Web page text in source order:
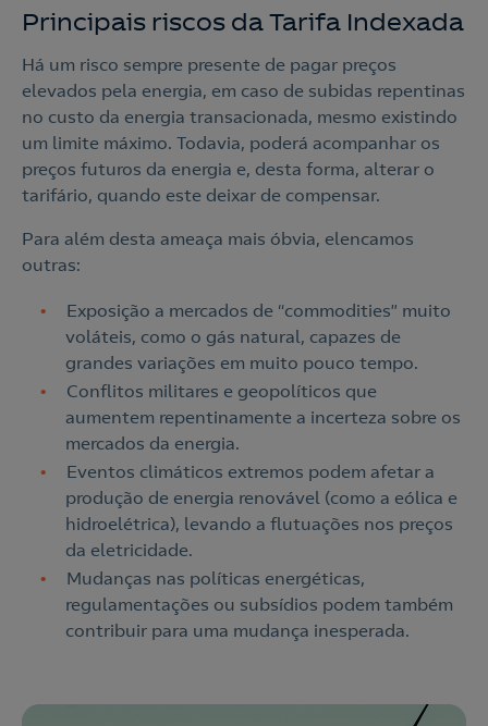
Principais riscos da Tarifa Indexada
Há um risco sempre presente de pagar preços
elevados pela energia, em caso de subidas repentinas
no custo da energia transacionada, mesmo existindo
um limite máximo. Todavia, poderá acompanhar os
preços futuros da energia e, desta forma, alterar o
tarifário, quando este deixar de compensar.
Para além desta ameaça mais óbvia, elencamos
outras:
Exposição a mercados de “commodities” muito
voláteis, como o gás natural, capazes de
grandes variações em muito pouco tempo.
Conflitos militares e geopolíticos que
aumentem repentinamente a incerteza sobre os
mercados da energia.
Eventos climáticos extremos podem afetar a
produção de energia renovável (como a eólica e
hidroelétrica), levando a flutuações nos preços
da eletricidade.
Mudanças nas políticas energéticas,
regulamentações ou subsídios podem também
contribuir para uma mudança inesperada.